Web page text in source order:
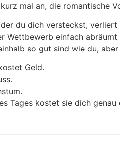
mal an, die romantische
du dich versteckst, verliert
Wettbewerb einfach
so gut sind wie du,
Geld.
Tages kostet sie dich